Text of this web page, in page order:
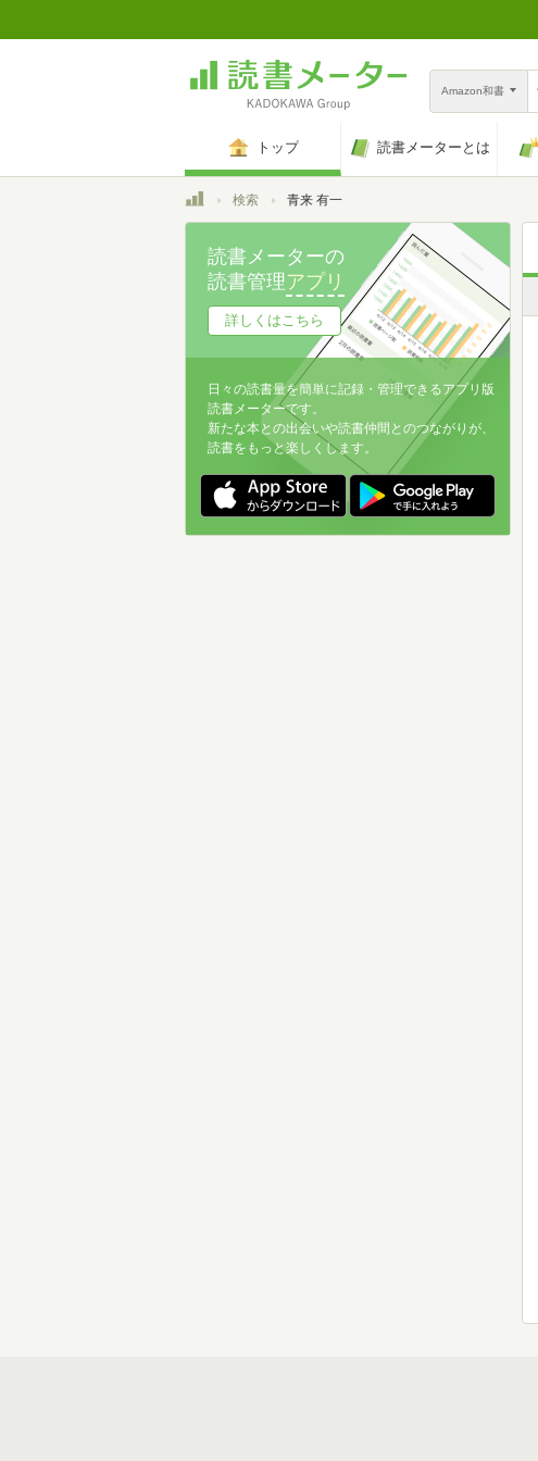
Amazon和書
トップ 読書メーターとは
トップ検索 青来 有一
読書メーターの
読書管理アプリ
詳しくはこちら
日々の読書量を簡単に記録・管理できるアプリ版
読書メーターです。
新たな本との出会いや読書仲間とのつながりが、
読書をもっと楽しくします。